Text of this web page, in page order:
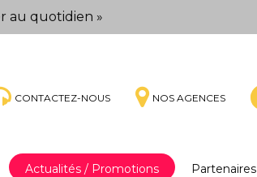
au quotidien »
CONTACTEZ-NOUS NOS AGENCES
Actualités / Promotions Partenaires